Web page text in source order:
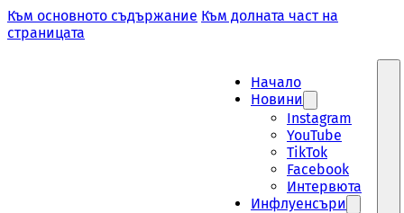
Към основното съдържание Към долната част на
страницата
Начало
Новини
Instagram
YouTube
TikTok
Facebook
Интервюта
Инфлуенсъри